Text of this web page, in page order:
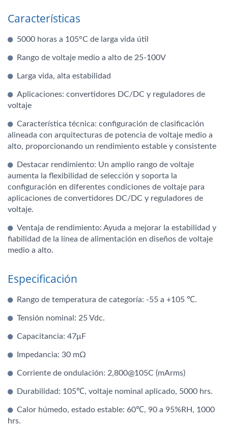
Características
5000 horas a 105°C de larga vida útil
Rango de voltaje medio a alto de 25-100V
Larga vida, alta estabilidad
Aplicaciones: convertidores DC/DC y reguladores de
voltaje
Característica técnica: configuración de clasificación
alineada con arquitecturas de potencia de voltaje medio a
alto, proporcionando un rendimiento estable y consistente
Destacar rendimiento: Un amplio rango de voltaje
aumenta la flexibilidad de selección y soporta la
configuración en diferentes condiciones de voltaje para
aplicaciones de convertidores DC/DC y reguladores de
voltaje.
Ventaja de rendimiento: Ayuda a mejorar la estabilidad y
fiabilidad de la línea de alimentación en diseños de voltaje
medio a alto.
Especificación
Rango de temperatura de categoría: -55 a +105 ℃.
Tensión nominal: 25 Vdc.
Capacitancia: 47μF
Impedancia: 30 mΩ
Corriente de ondulación: 2,800@105C (mArms)
Durabilidad: 105℃, voltaje nominal aplicado, 5000 hrs.
Calor húmedo, estado estable: 60℃, 90 a 95%RH, 1000
hrs.